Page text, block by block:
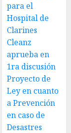
para el
Hospital de
Clarines
Cleanz
aprueba en
1ra discusión
Proyecto de
Ley en cuanto
a Prevención
en caso de
Desastres